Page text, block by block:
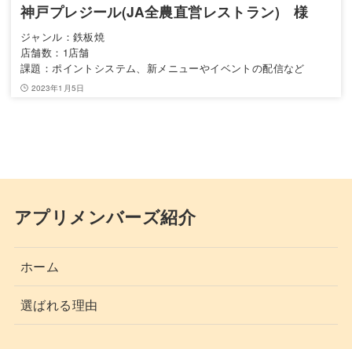
神戸プレジール(JA全農直営レストラン) 様
ジャンル：鉄板焼
店舗数：1店舗
課題：ポイントシステム、新メニューやイベントの配信など
2023年1月5日
アプリメンバーズ紹介
ホーム
選ばれる理由